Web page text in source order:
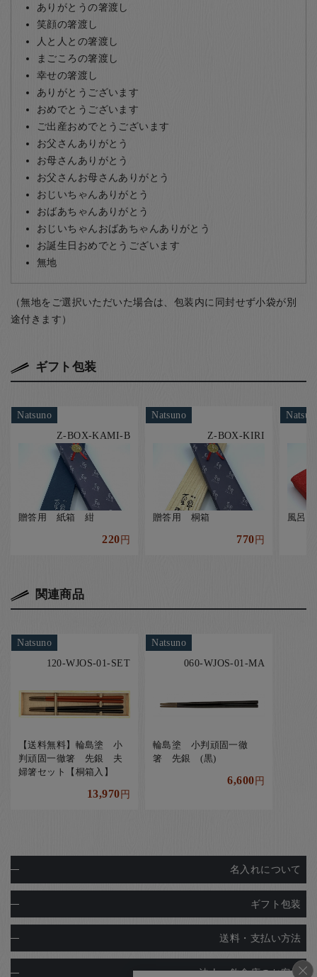
ありがとうの箸渡し
笑顔の箸渡し
人と人との箸渡し
まごころの箸渡し
幸せの箸渡し
ありがとうございます
おめでとうございます
ご出産おめでとうございます
お父さんありがとう
お母さんありがとう
お父さんお母さんありがとう
おじいちゃんありがとう
おばあちゃんありがとう
おじいちゃんおばあちゃんありがとう
お誕生日おめでとうございます
無地
（無地をご選択いただいた場合は、包装内に同封せず小袋が別
途付きます）
ギフト包装
Natsuno
Z-BOX-KAMI-B
贈答用 紙箱 紺
220円
Natsuno
Z-BOX-KIRI
贈答用 桐箱
770円
風呂
関連商品
Natsuno
120-WJOS-01-SET
【送料無料】輪島塗 小
判頑固一徹箸 先銀 夫
婦箸セット【桐箱入】
13,970円
Natsuno
060-WJOS-01-MA
輪島塗 小判頑固一徹
箸 先銀 (黒)
6,600円
名入れについて
ギフト包装
送料・支払い方法
法人・飲食店のお客様